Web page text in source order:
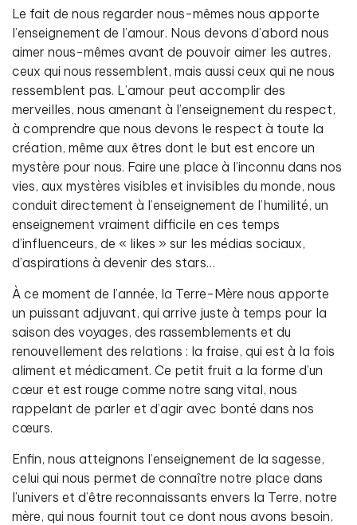
Le fait de nous regarder nous-mêmes nous apporte
l’enseignement de l’amour. Nous devons d’abord nous
aimer nous-mêmes avant de pouvoir aimer les autres,
ceux qui nous ressemblent, mais aussi ceux qui ne nous
ressemblent pas. L’amour peut accomplir des
merveilles, nous amenant à l’enseignement du respect,
à comprendre que nous devons le respect à toute la
création, même aux êtres dont le but est encore un
mystère pour nous. Faire une place à l’inconnu dans nos
vies, aux mystères visibles et invisibles du monde, nous
conduit directement à l’enseignement de l’humilité, un
enseignement vraiment difficile en ces temps
d’influenceurs, de « likes » sur les médias sociaux,
d’aspirations à devenir des stars…
À ce moment de l’année, la Terre-Mère nous apporte
un puissant adjuvant, qui arrive juste à temps pour la
saison des voyages, des rassemblements et du
renouvellement des relations : la fraise, qui est à la fois
aliment et médicament. Ce petit fruit a la forme d’un
cœur et est rouge comme notre sang vital, nous
rappelant de parler et d’agir avec bonté dans nos
cœurs.
Enfin, nous atteignons l’enseignement de la sagesse,
celui qui nous permet de connaître notre place dans
l’univers et d’être reconnaissants envers la Terre, notre
mère, qui nous fournit tout ce dont nous avons besoin,